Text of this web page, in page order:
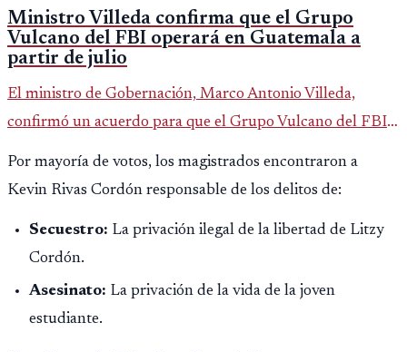
Ministro Villeda confirma que el Grupo
Vulcano del FBI operará en Guatemala a
partir de julio
El ministro de Gobernación, Marco Antonio Villeda,
confirmó un acuerdo para que el Grupo Vulcano del FBI
opere en Guatemala a partir de julio, tras un intento
fallido con la administración anterior del Ministerio
Por mayoría de votos, los magistrados encontraron a
Kevin Rivas Cordón responsable de los delitos de:
Secuestro: La privación ilegal de la libertad de Litzy
Cordón.
Asesinato: La privación de la vida de la joven
estudiante.